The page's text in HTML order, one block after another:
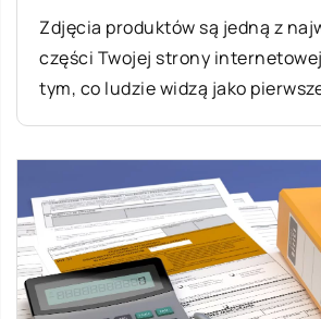
Zdjęcia produktów są jedną z
części Twojej strony
tym, co ludzie widzą jako